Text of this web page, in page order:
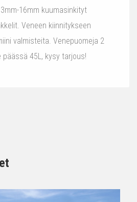
16mm kuumasinkityt
Veneen kiinnitykseen
valmisteita. Venepuomeja 2
päässä 45L, kysy tarjous!